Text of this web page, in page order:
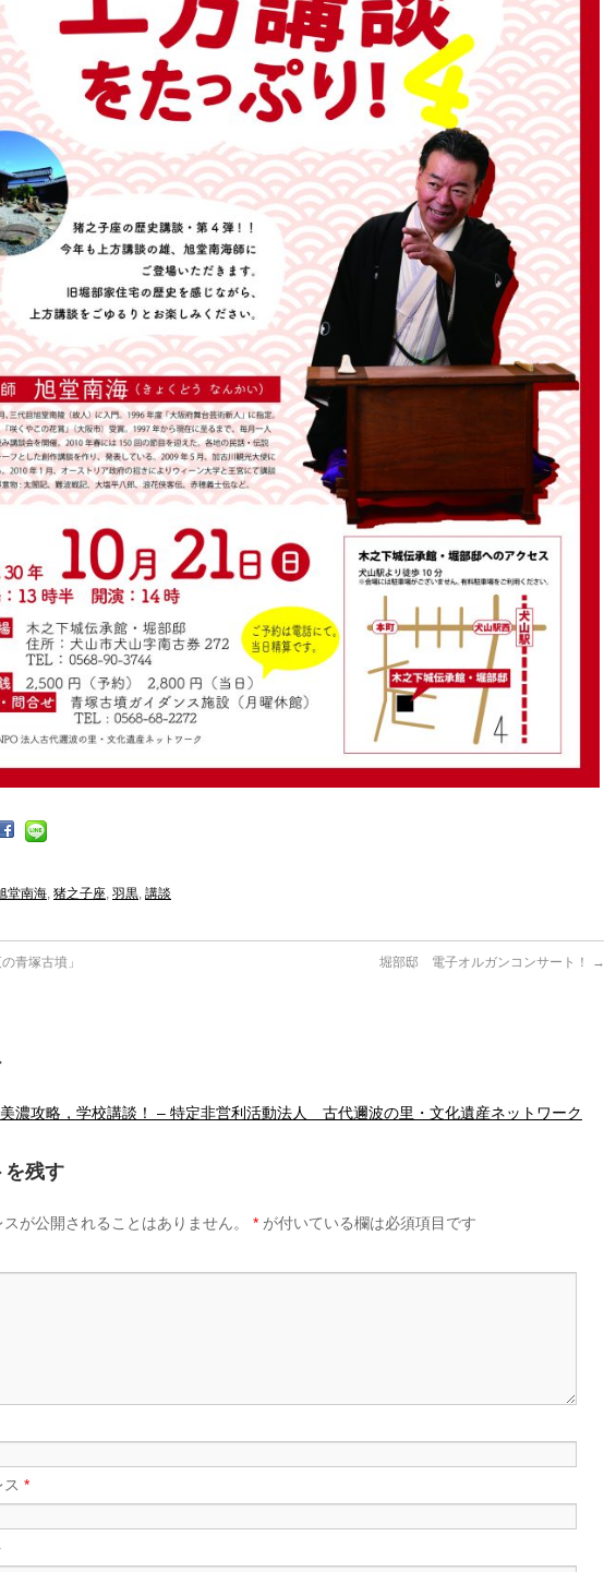
堂南海 猪之子座 羽黒 講談
青塚古墳」 堀部邸 電子オルガンコンサート！ →
濃攻略，学校講談！ – 特定非営利活動法人 古代邇波の里・文化遺産ネットワーク
を残す
スが公開されることはありません。 * が付いている欄は必須項目です
ス *